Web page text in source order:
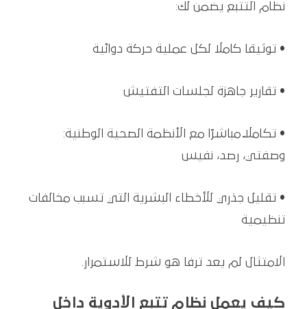
نظام التتبع يضمن لك:
• توثيقا كاملا لكل عملية حركة دوائية
• تقارير جاهزة لجلسات التفتيش
• تكاملًا مباشرًا مع الأنظمة الصحية الوطنية:
وصفتي، رصد، نفيس
• تقليل جذري للأخطاء البشرية التي تسبب مخالفات
تنظيمية
الامتثال لم يعد ترفا هو شرط للاستمرار.
كيف يعمل نظام تتبع الأدوية داخل